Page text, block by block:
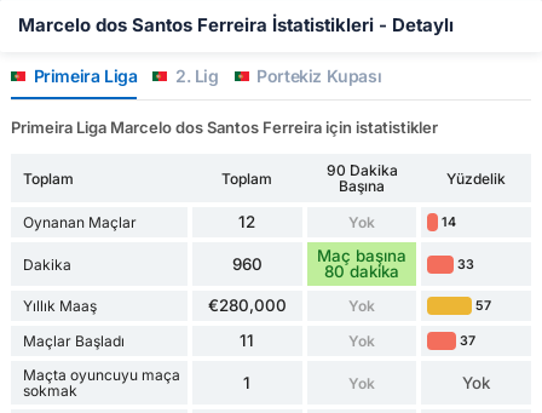
Marcelo dos Santos Ferreira İstatistikleri - Detaylı
Primeira Liga 2. Lig Portekiz Kupası
Primeira Liga Marcelo dos Santos Ferreira için istatistikler
Toplam Toplam
90 Dakika
Başına
Yüzdelik
Oynanan Maçlar 12 Yok 14
Dakika 960
Maç başına
80 dakika
33
Yıllık Maaş €280,000 Yok 57
Maçlar Başladı 11 Yok 37
Maçta oyuncuyu maça
sokmak
1 Yok Yok